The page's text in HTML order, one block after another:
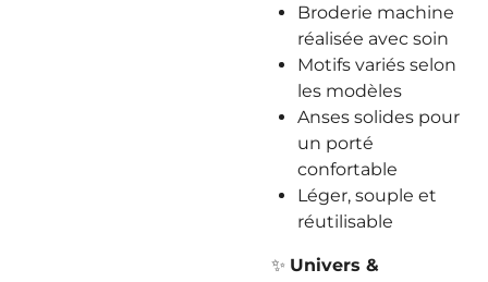
Broderie machine
réalisée avec soin
Motifs variés selon
les modèles
Anses solides pour
un porté
confortable
Léger, souple et
réutilisable
✨ Univers &